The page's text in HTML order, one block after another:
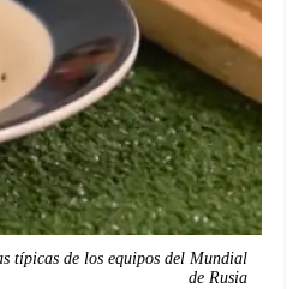
típicas de los equipos del Mundial
de Rusia